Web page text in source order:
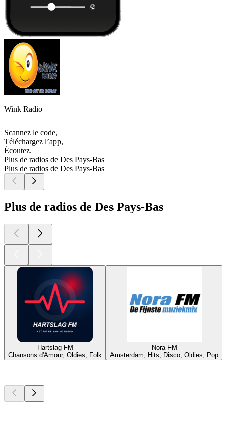
Wink Radio
Scannez le code,
Téléchargez l’app,
Écoutez.
Plus de radios de Des Pays-Bas
Plus de radios de Des Pays-Bas
Plus de radios de Des Pays-Bas
Hartslag FM
Chansons d'Amour, Oldies, Folk
Nora FM
Amsterdam, Hits, Disco, Oldies, Pop